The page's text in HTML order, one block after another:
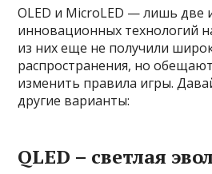
OLED и MicroLED — лишь две
инновационных технологий
из них еще не получили
распространения, но
изменить правила игры.
другие варианты:
QLED – светлая